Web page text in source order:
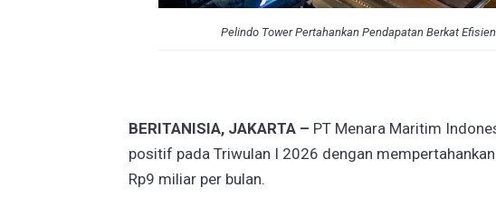
Pelindo Tower Pertahankan Pendapatan Berkat
BERITANISIA, JAKARTA – PT Menara Maritim
positif pada Triwulan I 2026 dengan
Rp9 miliar per bulan.